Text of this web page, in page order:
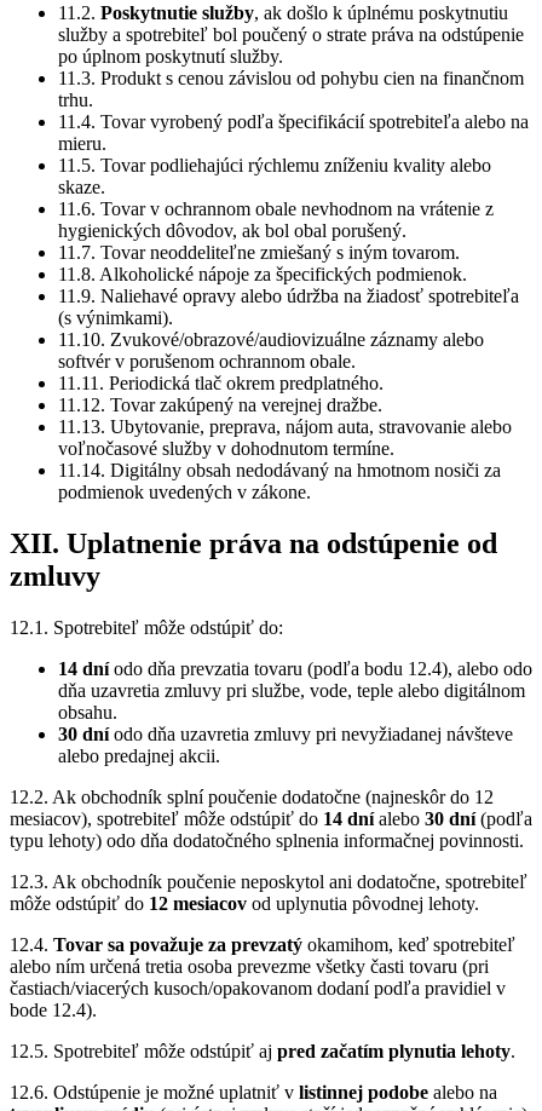
11.2. Poskytnutie služby, ak došlo k úplnému poskytnutiu
služby a spotrebiteľ bol poučený o strate práva na odstúpenie
po úplnom poskytnutí služby.
11.3. Produkt s cenou závislou od pohybu cien na finančnom
trhu.
11.4. Tovar vyrobený podľa špecifikácií spotrebiteľa alebo na
mieru.
11.5. Tovar podliehajúci rýchlemu zníženiu kvality alebo
skaze.
11.6. Tovar v ochrannom obale nevhodnom na vrátenie z
hygienických dôvodov, ak bol obal porušený.
11.7. Tovar neoddeliteľne zmiešaný s iným tovarom.
11.8. Alkoholické nápoje za špecifických podmienok.
11.9. Naliehavé opravy alebo údržba na žiadosť spotrebiteľa
(s výnimkami).
11.10. Zvukové/obrazové/audiovizuálne záznamy alebo
softvér v porušenom ochrannom obale.
11.11. Periodická tlač okrem predplatného.
11.12. Tovar zakúpený na verejnej dražbe.
11.13. Ubytovanie, preprava, nájom auta, stravovanie alebo
voľnočasové služby v dohodnutom termíne.
11.14. Digitálny obsah nedodávaný na hmotnom nosiči za
podmienok uvedených v zákone.
XII. Uplatnenie práva na odstúpenie od
zmluvy
12.1. Spotrebiteľ môže odstúpiť do:
14 dníodo dňa prevzatia tovaru (podľa bodu 12.4), alebo odo
dňa uzavretia zmluvy pri službe, vode, teple alebo digitálnom
obsahu.
30 dníodo dňa uzavretia zmluvy pri nevyžiadanej návšteve
alebo predajnej akcii.
12.2. Ak obchodník splní poučenie dodatočne (najneskôr do 12
mesiacov), spotrebiteľ môže odstúpiť do 14 dníalebo 30 dní(podľa
typu lehoty) odo dňa dodatočného splnenia informačnej povinnosti.
12.3. Ak obchodník poučenie neposkytol ani dodatočne, spotrebiteľ
môže odstúpiť do 12 mesiacov od uplynutia pôvodnej lehoty.
12.4. Tovar sa považuje za prevzatý okamihom, keď spotrebiteľ
alebo ním určená tretia osoba prevezme všetky časti tovaru (pri
častiach/viacerých kusoch/opakovanom dodaní podľa pravidiel v
bode 12.4).
12.5. Spotrebiteľ môže odstúpiť aj pred začatím plynutia lehoty.
12.6. Odstúpenie je možné uplatniť v listinnej podobe alebo na